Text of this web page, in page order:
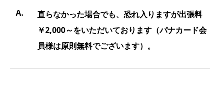
直らなかった場合でも、恐れ入りますが出張料
￥2,000～をいただいております（パナカード会
員様は原則無料でございます）。